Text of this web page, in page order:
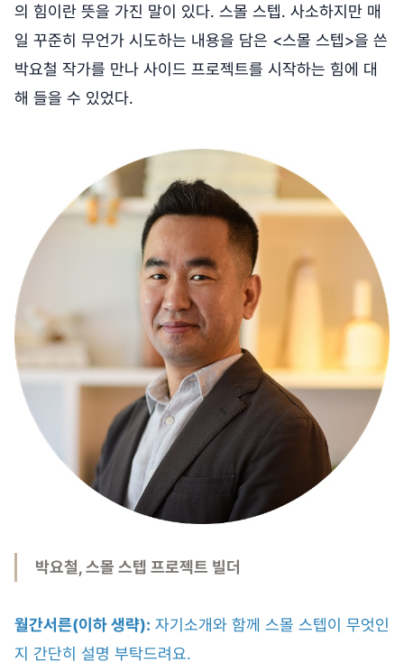
의 힘이란 뜻을 가진 말이 있다. 스몰 스텝. 사소하지만 매
일 꾸준히 무언가 시도하는 내용을 담은 <스몰 스텝>을 쓴
박요철 작가를 만나 사이드 프로젝트를 시작하는 힘에 대
해 들을 수 있었다.
박요철, 스몰 스텝 프로젝트 빌더
월간서른(이하 생략): 자기소개와 함께 스몰 스텝이 무엇인
지 간단히 설명 부탁드려요.